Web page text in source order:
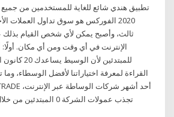
2020 الفوركس هو سوق تداول العملات
الإنترنت في أي وقت ومن أي مكان.
القراءة لمعرفة اختياراتنا لأفضل الوسطاء،
تجذب عمولات الشركة 0 المبتدئين من خلال منصات تداول عالية ال